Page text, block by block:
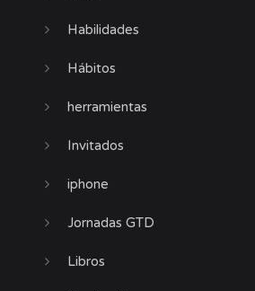
Habilidades
Hábitos
herramientas
Invitados
iphone
Jornadas GTD
Libros